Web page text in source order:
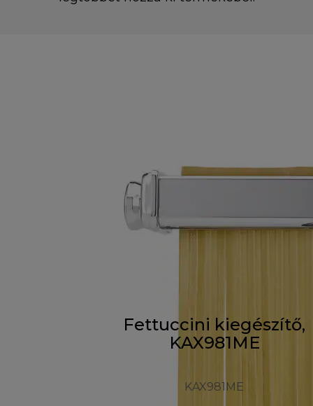
Fettuccini kiegészítő,
KAX981ME
KAX981ME